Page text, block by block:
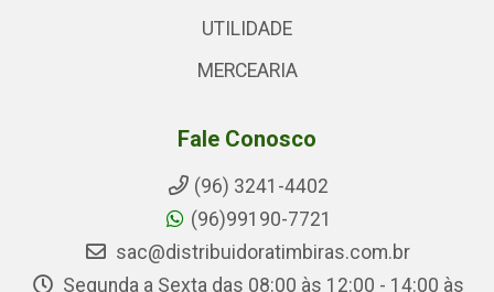
UTILIDADE
MERCEARIA
Fale Conosco
(96) 3241-4402
(96)99190-7721
sac@distribuidoratimbiras.com.br
Segunda a Sexta das 08:00 às 12:00 - 14:00 às